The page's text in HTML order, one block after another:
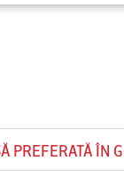
PREFERATĂ ÎN